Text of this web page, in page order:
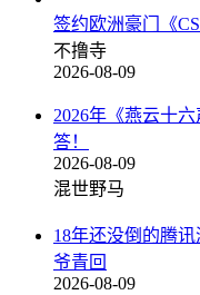
签约欧洲豪门《
不撸寺
2026-08-09
2026年《燕云十
答！
2026-08-09
混世野马
18年还没倒的腾
爷青回
2026-08-09